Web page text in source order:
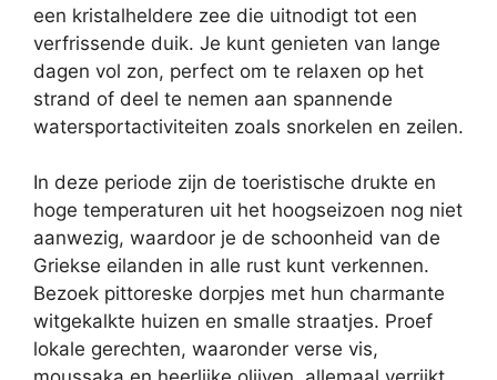
een kristalheldere zee die uitnodigt tot een
verfrissende duik. Je kunt genieten van lange
dagen vol zon, perfect om te relaxen op het
strand of deel te nemen aan spannende
watersportactiviteiten zoals snorkelen en zeilen.
In deze periode zijn de toeristische drukte en
hoge temperaturen uit het hoogseizoen nog niet
aanwezig, waardoor je de schoonheid van de
Griekse eilanden in alle rust kunt verkennen.
Bezoek pittoreske dorpjes met hun charmante
witgekalkte huizen en smalle straatjes. Proef
lokale gerechten, waaronder verse vis,